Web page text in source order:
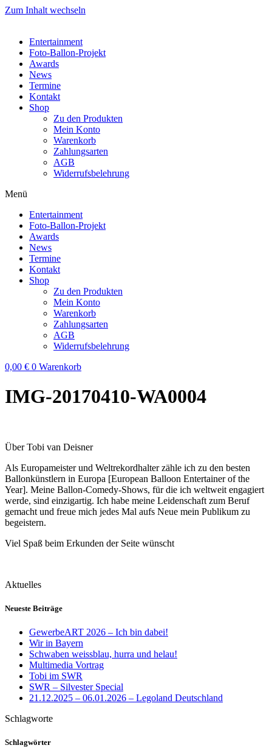
Zum Inhalt wechseln
Entertainment
Foto-Ballon-Projekt
Awards
News
Termine
Kontakt
Shop
Zu den Produkten
Mein Konto
Warenkorb
Zahlungsarten
AGB
Widerrufsbelehrung
Menü
Entertainment
Foto-Ballon-Projekt
Awards
News
Termine
Kontakt
Shop
Zu den Produkten
Mein Konto
Warenkorb
Zahlungsarten
AGB
Widerrufsbelehrung
0,00 € 0 Warenkorb
IMG-20170410-WA0004
Über Tobi van Deisner
Als Europameister und Weltrekordhalter zähle ich zu den besten
Ballonkünstlern in Europa [European Balloon Entertainer of the
Year]. Meine Ballon-Comedy-Shows, für die ich weltweit engagiert
werde, sind einzigartig. Ich habe meine Leidenschaft zum Beruf
gemacht und freue mich jedes Mal aufs Neue mein Publikum zu
begeistern.
Viel Spaß beim Erkunden der Seite wünscht
Aktuelles
Neueste Beiträge
GewerbeART 2026 – Ich bin dabei!
Wir in Bayern
Schwaben weissblau, hurra und helau!
Multimedia Vortrag
Tobi im SWR
SWR – Silvester Special
21.12.2025 – 06.01.2026 – Legoland Deutschland
Schlagworte
Schlagwörter